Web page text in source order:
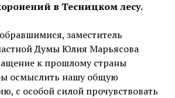
в Тесницком лесу.
заместитель
Думы Юлия Марьясова
к прошлому страны
осмыслить нашу общую
с особой силой прочувствовать